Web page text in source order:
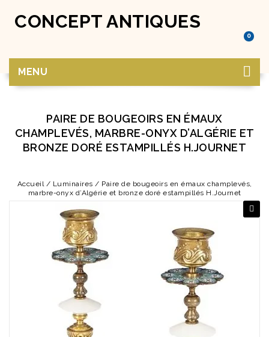
CONCEPT ANTIQUES
0
MENU
PAIRE DE BOUGEOIRS EN ÉMAUX
CHAMPLEVÉS, MARBRE-ONYX D’ALGÉRIE ET
BRONZE DORÉ ESTAMPILLÉS H.JOURNET
Accueil/ Luminaires / Paire de bougeoirs en émaux champlevés,
marbre-onyx d’Algérie et bronze doré estampillés H.Journet